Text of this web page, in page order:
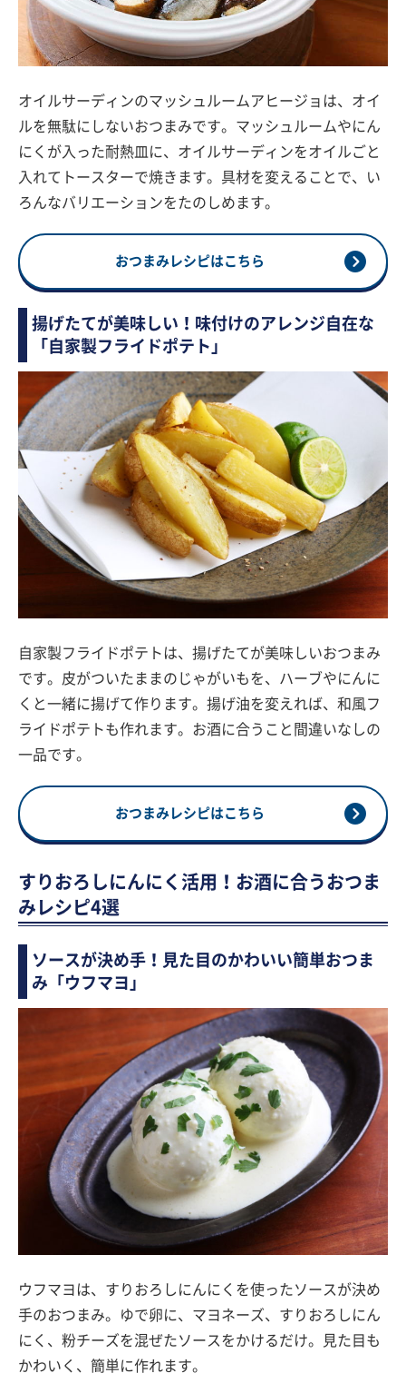
オイルサーディンのマッシュルームアヒージョは、オイ
ルを無駄にしないおつまみです。マッシュルームやにん
にくが入った耐熱皿に、オイルサーディンをオイルごと
入れてトースターで焼きます。具材を変えることで、い
ろんなバリエーションをたのしめます。
おつまみレシピはこちら
揚げたてが美味しい！味付けのアレンジ自在な
「自家製フライドポテト」
自家製フライドポテトは、揚げたてが美味しいおつまみ
です。皮がついたままのじゃがいもを、ハーブやにんに
くと一緒に揚げて作ります。揚げ油を変えれば、和風フ
ライドポテトも作れます。お酒に合うこと間違いなしの
一品です。
おつまみレシピはこちら
すりおろしにんにく活用！お酒に合うおつま
みレシピ4選
ソースが決め手！見た目のかわいい簡単おつま
み「ウフマヨ」
ウフマヨは、すりおろしにんにくを使ったソースが決め
手のおつまみ。ゆで卵に、マヨネーズ、すりおろしにん
にく、粉チーズを混ぜたソースをかけるだけ。見た目も
かわいく、簡単に作れます。